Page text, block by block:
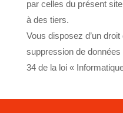
par celles du présent
à des tiers.
Vous disposez d’un
suppression de
34 de la loi «